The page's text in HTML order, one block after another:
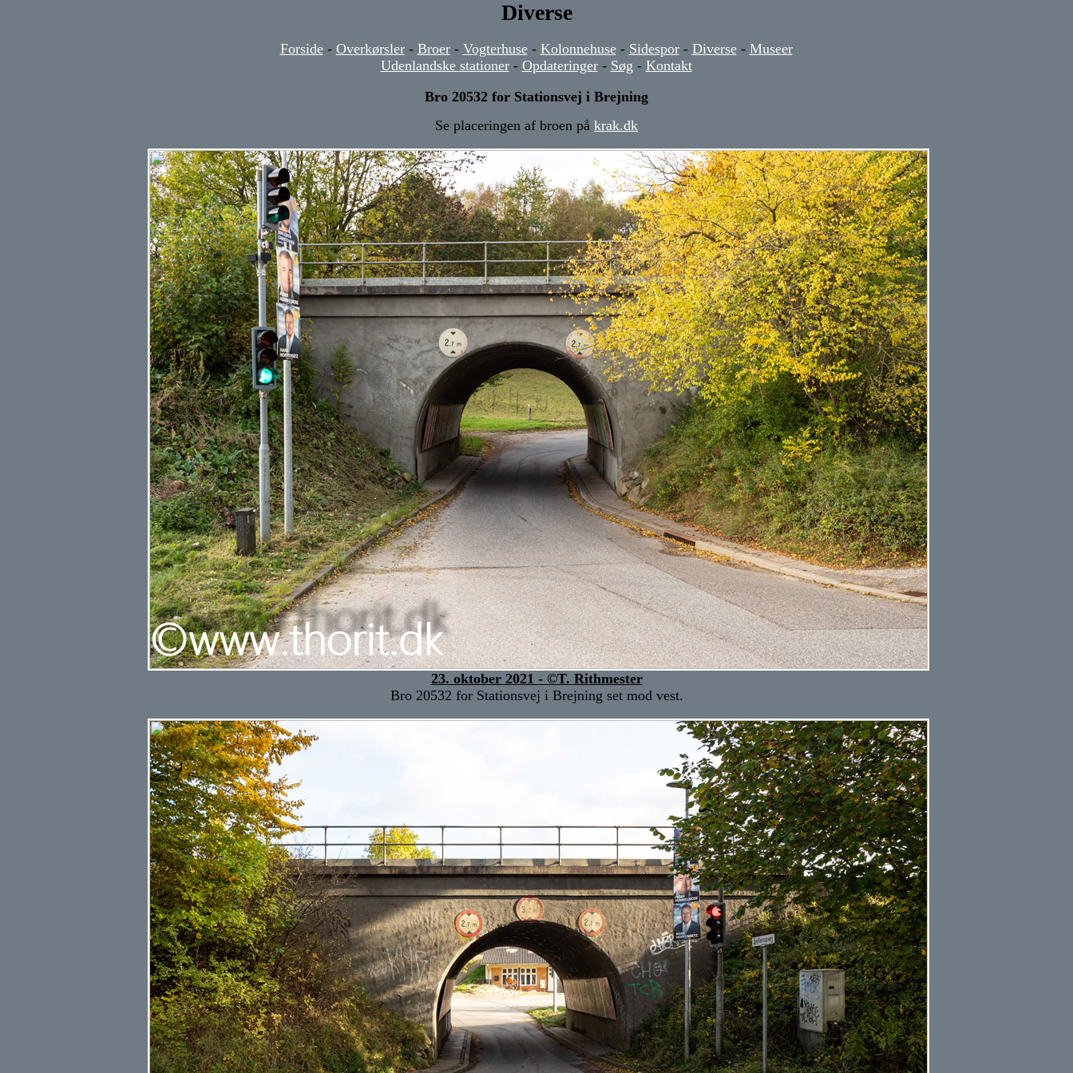
Diverse
Forside- Overkørsler- Broer- Vogterhuse- Kolonnehuse- Sidespor- Diverse- Museer
Udenlandske stationer- Opdateringer- Søg - Kontakt
Bro 20532 for Stationsvej i Brejning
Se placeringen af broen på krak.dk
23. oktober 2021 - ©T. Rithmester
Bro 20532 for Stationsvej i Brejning set mod vest.